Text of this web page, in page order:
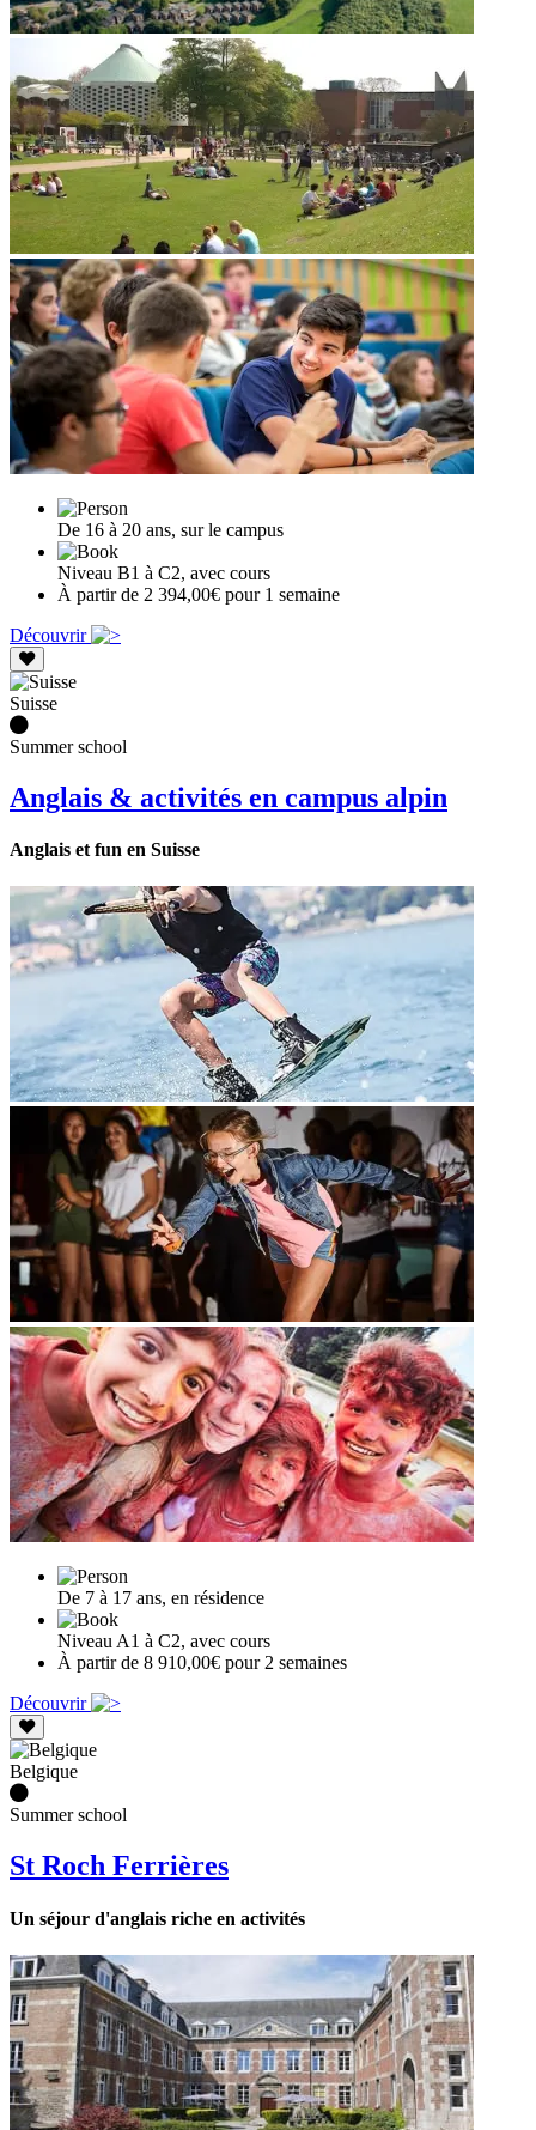
De 16 à 20 ans, sur le campus
Niveau B1 à C2, avec cours
À partir de 2 394,00€ pour 1 semaine
Découvrir
Suisse
Summer school
Anglais & activités en campus alpin
Anglais et fun en Suisse
De 7 à 17 ans, en résidence
Niveau A1 à C2, avec cours
À partir de 8 910,00€ pour 2 semaines
Découvrir
Belgique
Summer school
St Roch Ferrières
Un séjour d'anglais riche en activités